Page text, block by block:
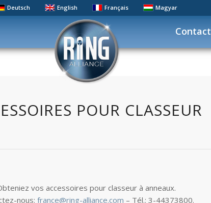
Deutsch English Français Magyar
Contact
POUR CLASSEUR
vos accessoires pour classeur à anneaux.
nous: france@ring-alliance.com – Tél.: 3-44373800.